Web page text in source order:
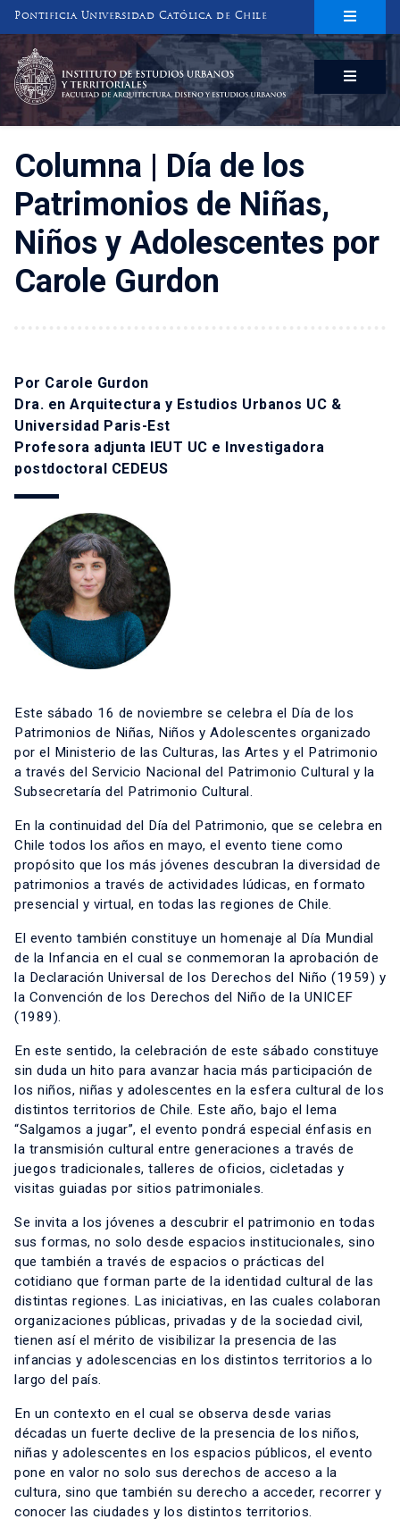
Pontificia Universidad Católica de Chile
INSTITUTO DE ESTUDIOS URBANOS
Y TERRITORIALES
FACULTAD DE ARQUITECTURA, DISEÑO Y ESTUDIOS URBANOS
Columna | Día de los
Patrimonios de Niñas,
Niños y Adolescentes por
Carole Gurdon
Por Carole Gurdon
Dra. en Arquitectura y Estudios Urbanos UC &
Universidad Paris-Est
Profesora adjunta IEUT UC e Investigadora
postdoctoral CEDEUS
Este sábado 16 de noviembre se celebra el Día de los
Patrimonios de Niñas, Niños y Adolescentes organizado
por el Ministerio de las Culturas, las Artes y el Patrimonio
a través del Servicio Nacional del Patrimonio Cultural y la
Subsecretaría del Patrimonio Cultural.
En la continuidad del Día del Patrimonio, que se celebra en
Chile todos los años en mayo, el evento tiene como
propósito que los más jóvenes descubran la diversidad de
patrimonios a través de actividades lúdicas, en formato
presencial y virtual, en todas las regiones de Chile.
El evento también constituye un homenaje al Día Mundial
de la Infancia en el cual se conmemoran la aprobación de
la Declaración Universal de los Derechos del Niño (1959) y
la Convención de los Derechos del Niño de la UNICEF
(1989).
En este sentido, la celebración de este sábado constituye
sin duda un hito para avanzar hacia más participación de
los niños, niñas y adolescentes en la esfera cultural de los
distintos territorios de Chile. Este año, bajo el lema
“Salgamos a jugar”, el evento pondrá especial énfasis en
la transmisión cultural entre generaciones a través de
juegos tradicionales, talleres de oficios, cicletadas y
visitas guiadas por sitios patrimoniales.
Se invita a los jóvenes a descubrir el patrimonio en todas
sus formas, no solo desde espacios institucionales, sino
que también a través de espacios o prácticas del
cotidiano que forman parte de la identidad cultural de las
distintas regiones. Las iniciativas, en las cuales colaboran
organizaciones públicas, privadas y de la sociedad civil,
tienen así el mérito de visibilizar la presencia de las
infancias y adolescencias en los distintos territorios a lo
largo del país.
En un contexto en el cual se observa desde varias
décadas un fuerte declive de la presencia de los niños,
niñas y adolescentes en los espacios públicos, el evento
pone en valor no solo sus derechos de acceso a la
cultura, sino que también su derecho a acceder, recorrer y
conocer las ciudades y los distintos territorios.